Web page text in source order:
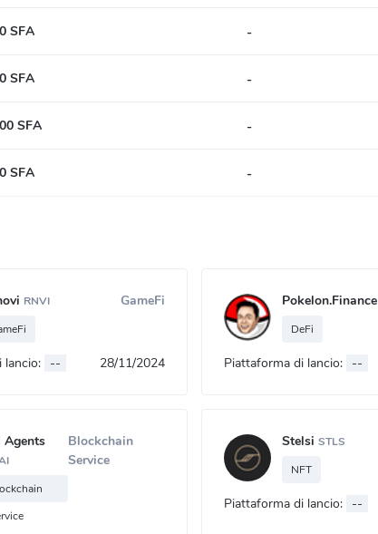
SFA -
SFA -
SFA -
SFA -
RNVI
GameFi
lancio: -- 28/11/2024
Pokelon.Finance
DeFi
Piattaforma di lancio: --
Agents
Blockchain
Service
Stelsi STLS
NFT
Piattaforma di lancio: --